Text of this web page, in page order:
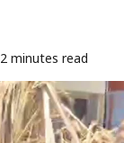
2 minutes read